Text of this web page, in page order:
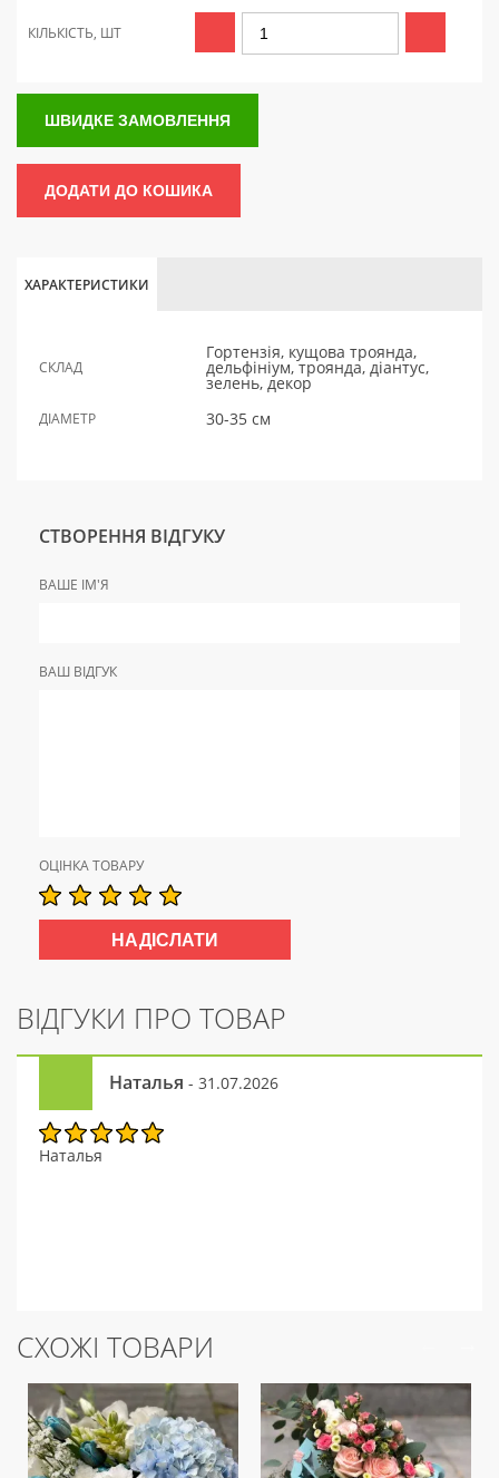
КІЛЬКІСТЬ, ШТ
ШВИДКЕ ЗАМОВЛЕННЯ
ДОДАТИ ДО КОШИКА
ХАРАКТЕРИСТИКИ
СКЛАД
Гортензія, кущова троянда,
дельфініум, троянда, діантус,
зелень, декор
ДІАМЕТР 30-35 см
СТВОРЕННЯ ВІДГУКУ
ВАШЕ ІМ'Я
ВАШ ВІДГУК
ОЦІНКА ТОВАРУ
ВІДГУКИ ПРО ТОВАР
Наталья - 31.07.2026
Наталья
СХОЖІ ТОВАРИ